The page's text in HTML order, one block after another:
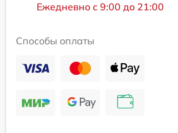
Ежедневно с 9:00 до 21:00
Способы оплаты